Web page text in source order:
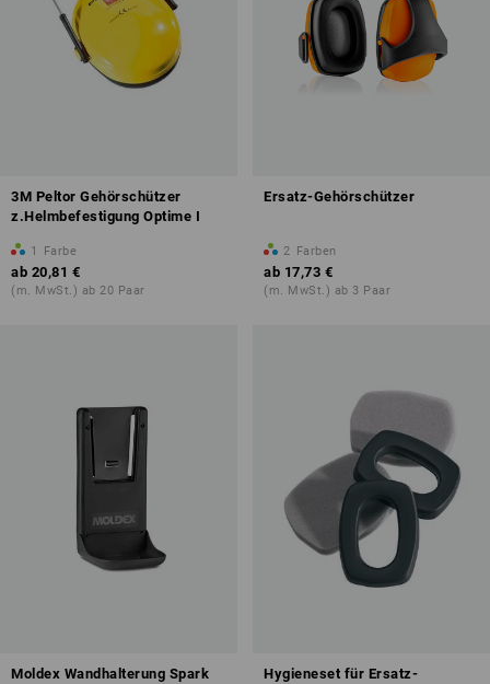
3M Peltor Gehörschützer
z.Helmbefestigung Optime I
1 Farbe
ab 20,81 €
(m. MwSt.) ab 20 Paar
Ersatz-Gehörschützer
2 Farben
ab 17,73 €
(m. MwSt.) ab 3 Paar
Moldex Wandhalterung Spark
Hygieneset für Ersatz-